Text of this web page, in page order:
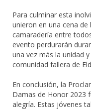
Para culminar esta
unieron en una cena
camaradería entre
evento perdurarán
una vez más la unidad
comunidad fallera de
En conclusión, la
Damas de Honor 2023
alegría. Estas jóvenes